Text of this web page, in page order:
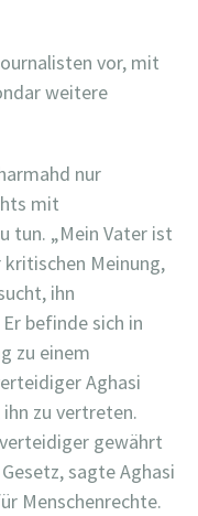
vor, mit
weitere
nur
mit
tun. „Mein Vater ist
Meinung,
ihn
befinde sich in
zu einem
Aghasi
zu vertreten.
gewährt
sagte Aghasi
Menschenrechte.